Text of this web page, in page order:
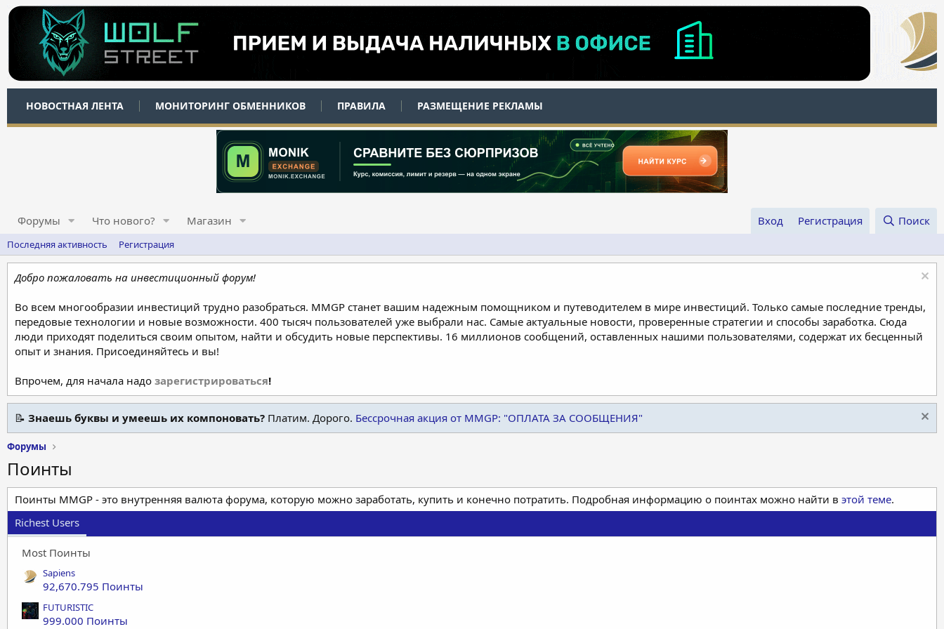
НОВОСТНАЯ ЛЕНТА МОНИТОРИНГ ОБМЕННИКОВ ПРАВИЛА РАЗМЕЩЕНИЕ РЕКЛАМЫ
Форумы Что нового? Магазин Вход Регистрация Поиск
Последняя активность Регистрация
Добро пожаловать на инвестиционный форум!
Во всем многообразии инвестиций трудно разобраться. MMGP станет вашим надежным помощником и путеводителем в мире инвестиций. Только самые последние тренды,
передовые технологии и новые возможности. 400 тысяч пользователей уже выбрали нас. Самые актуальные новости, проверенные стратегии и способы заработка. Сюда
люди приходят поделиться своим опытом, найти и обсудить новые перспективы. 16 миллионов сообщений, оставленных нашими пользователями, содержат их бесценный
опыт и знания. Присоединяйтесь и вы!
Впрочем, для начала надо зарегистрироваться!
📝 Знаешь буквы и умеешь их компоновать? Платим. Дорого. Бессрочная акция от MMGP: "ОПЛАТА ЗА СООБЩЕНИЯ"
Форумы
Поинты
Поинты MMGP - это внутренняя валюта форума, которую можно заработать, купить и конечно потратить. Подробная информацию о поинтах можно найти в этой теме.
Richest Users
Most Поинты
Sapiens
92,670.795 Поинты
FUTURISTIC
999.000 Поинты